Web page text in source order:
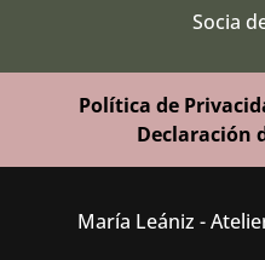
Socia
Política de
Declaración
María Leániz -